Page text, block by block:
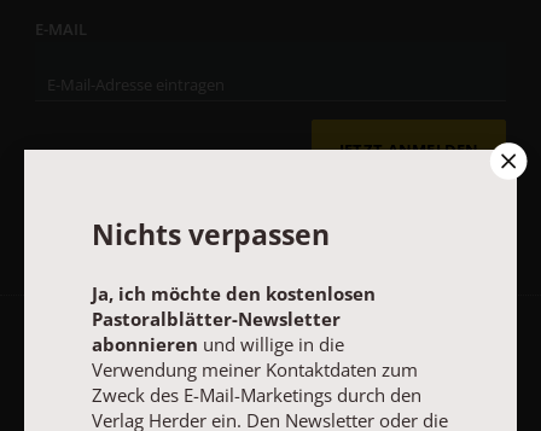
E-MAIL
JETZT ANMELDEN
AGB und Widerrufsbelehrung Datenschutz
Impressum
Nichts verpassen
Ja, ich möchte den kostenlosen
Pastoralblätter-Newsletter
abonnieren und willige in die
Verwendung meiner Kontaktdaten zum
Zweck des E-Mail-Marketings durch den
Verlag Herder ein. Den Newsletter oder die